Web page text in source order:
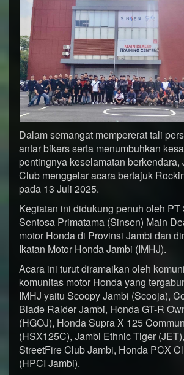
Dalam semangat mempererat tali
antar bikers serta menumbuhkan
pentingnya keselamatan berkendara,
Club menggelar acara bertajuk
pada 13 Juli 2025.
Kegiatan ini didukung penuh oleh PT
Sentosa Primatama (Sinsen) Main
motor Honda di Provinsi Jambi dan
Ikatan Motor Honda Jambi (IMHJ).
Acara ini turut diramaikan oleh
komunitas motor Honda yang
IMHJ yaitu Scoopy Jambi (Scooja),
Blade Raider Jambi, Honda GT-R
(HGOJ), Honda Supra X 125
(HSX125C), Jambi Ethnic Tiger
StreetFire Club Jambi, Honda PCX
(HPCI Jambi).